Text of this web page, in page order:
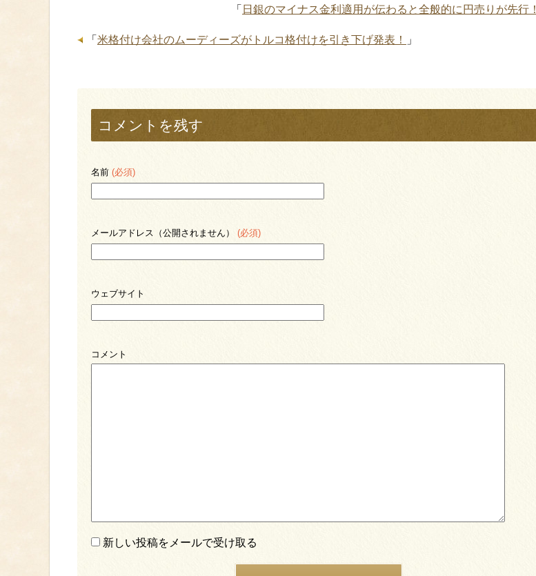
「 日銀のマイナス金利適用が伝わると全般的に円売りが先行！
「 米格付け会社のムーディーズがトルコ格付けを引き下げ発表！ 」
コメントを残す
名前 (必須)
メールアドレス（公開されません） (必須)
ウェブサイト
コメント
新しい投稿をメールで受け取る